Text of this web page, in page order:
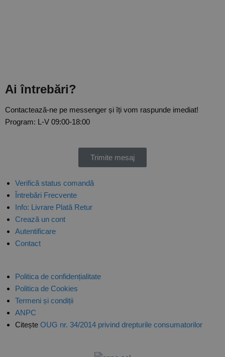
Ai întrebări?
Contactează-ne pe messenger și îți vom raspunde imediat!
Program: L-V 09:00-18:00
Trimite mesaj
Verifică status comandă
Întrebări Frecvente
Info: Livrare Plată Retur
Crează un cont
Autentificare
Contact
Politica de confidențialitate
Politica de Cookies
Termeni și condiții
ANPC
Citește OUG nr. 34/2014 privind drepturile consumatorilor